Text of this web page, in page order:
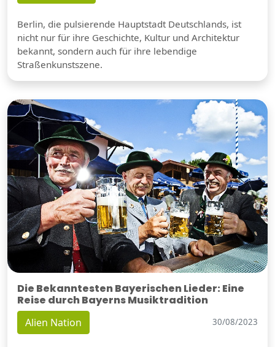
Berlin, die pulsierende Hauptstadt Deutschlands, ist
nicht nur für ihre Geschichte, Kultur und Architektur
bekannt, sondern auch für ihre lebendige
Straßenkunstszene.
Die Bekanntesten Bayerischen Lieder: Eine
Reise durch Bayerns Musiktradition
Alien Nation 30/08/2023